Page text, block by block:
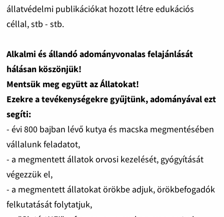
állatvédelmi publikációkat hozott létre edukációs
céllal, stb - stb.
Alkalmi és állandó adományvonalas felajánlását
hálásan köszönjük!
Mentsük meg együtt az Állatokat!
Ezekre a tevékenységekre gyűjtünk, adományával ezt
segíti:
- évi 800 bajban lévő kutya és macska megmentésében
vállalunk feladatot,
- a megmentett állatok orvosi kezelését, gyógyítását
végezzük el,
- a megmentett állatokat örökbe adjuk, örökbefogadók
felkutatását folytatjuk,